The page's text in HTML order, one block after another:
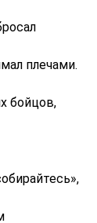
плечами.
бойцов,